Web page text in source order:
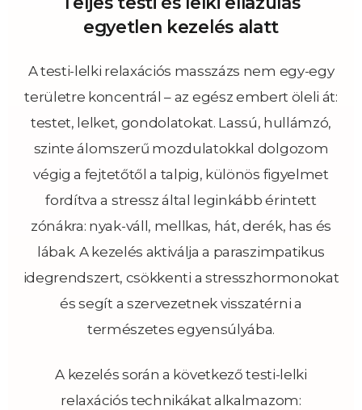
egyetlen kezelés alatt
A testi-lelki relaxációs masszázs nem egy-egy
területre koncentrál – az egész embert öleli át:
testet, lelket, gondolatokat. Lassú, hullámzó,
szinte álomszerű mozdulatokkal dolgozom
végig a fejtetőtől a talpig, különös figyelmet
fordítva a stressz által leginkább érintett
zónákra: nyak-váll, mellkas, hát, derék, has és
lábak. A kezelés aktiválja a paraszimpatikus
idegrendszert, csökkenti a stresszhormonokat
és segít a szervezetnek visszatérni a
természetes egyensúlyába.
A kezelés során a következő testi-lelki
relaxációs technikákat alkalmazom: